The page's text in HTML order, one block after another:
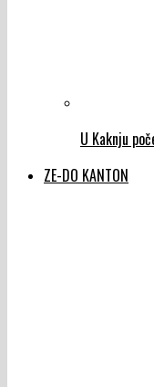
U Kaknju
ZE-DO KANTON